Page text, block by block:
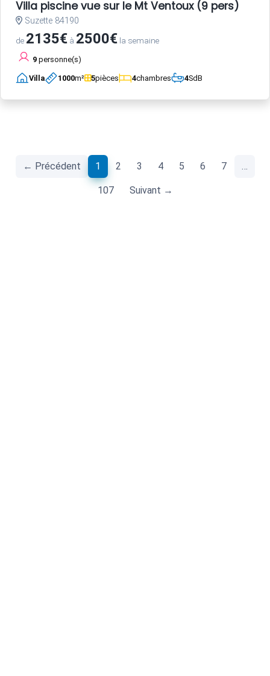
Villa piscine vue sur le Mt Ventoux (9 pers)
Suzette 84190
de 2135€ à 2500€ la semaine
9 personne(s)
Villa 1000m² 5pièces 4chambres 4SdB
← Précédent 1 (current)
2 3 4 5 6 7 …
107 Suivant →